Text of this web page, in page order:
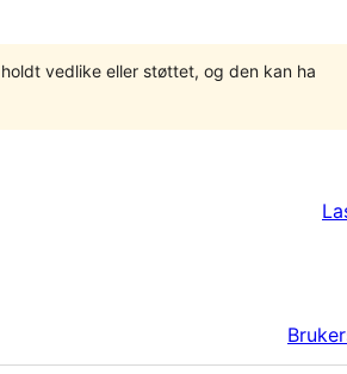
vedlike eller støttet, og den kan ha